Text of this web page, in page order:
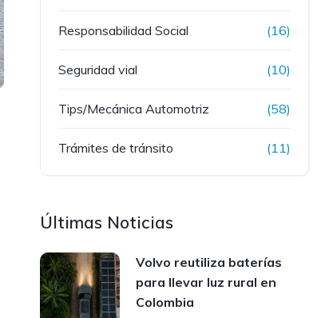
Responsabilidad Social (16)
Seguridad vial (10)
Tips/Mecánica Automotriz (58)
Trámites de tránsito (11)
Últimas Noticias
Volvo reutiliza baterías
para llevar luz rural en
Colombia